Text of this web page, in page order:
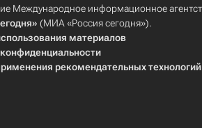
Международное информационное
(МИА «Россия сегодня»).
материалов
рекомендательных технологий